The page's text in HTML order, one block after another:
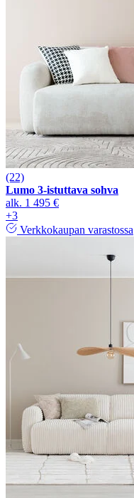
(22)
Lumo 3-istuttava sohva
alk. 1 495 €
+3
Verkkokaupan varastossa